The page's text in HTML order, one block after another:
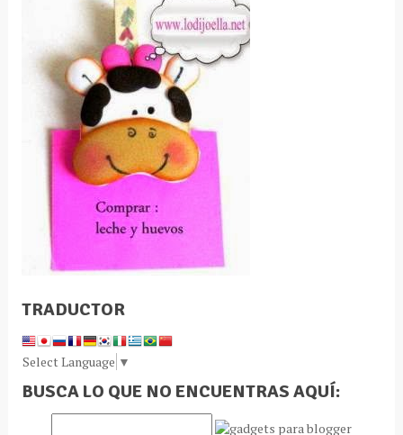
TRADUCTOR
Select Language ▼
BUSCA LO QUE NO ENCUENTRAS AQUÍ: